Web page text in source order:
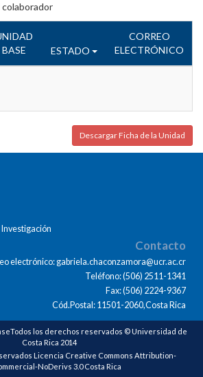
BASE
ESTADO
CORREO
ELECTRÓNICO
Descargar Ficha de la Unidad
Investigación
Contacto
electrónico: gabriela.chaconzamora@ucr.ac.cr
Teléfono: (506) 2511-1341
Fax: (506) 2224-9367
Cód.Postal: 11501-2060,Costa Rica
los derechos reservados © Universidad de
Costa Rica 2014
Licencia Creative Commons Attribution-
NoDerivs 3.0 Costa Rica